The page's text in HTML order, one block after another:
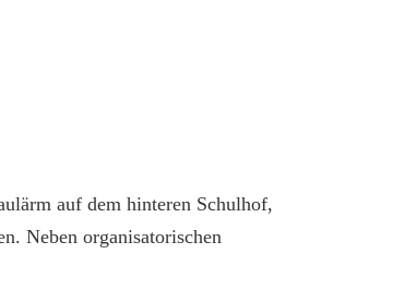
auf dem hinteren Schulhof,
Neben organisatorischen